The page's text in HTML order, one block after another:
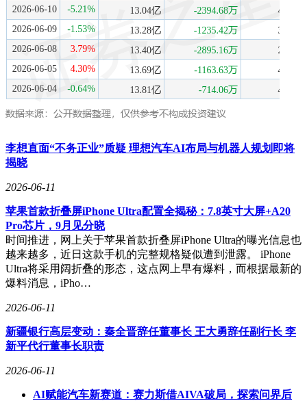
李想直面“不务正业”质疑 理想汽车AI布局与机器人规划即将
揭晓
2026-06-11
苹果首款折叠屏iPhone Ultra配置全揭秘：7.8英寸大屏+A20
Pro芯片，9月见分晓
时间推进，网上关于苹果首款折叠屏iPhone Ultra的曝光信息也
越来越多，近日这款手机的完整规格疑似遭到泄露。 iPhone
Ultra将采用阔折叠的形态，这点网上早有爆料，而根据最新的
爆料消息，iPho…
2026-06-11
新疆银行高层变动：秦全晋辞任董事长 王大勇辞任副行长 李
新平代行董事长职责
2026-06-11
AI赋能汽车新赛道：赛力斯借AIVA破局，探索问界后